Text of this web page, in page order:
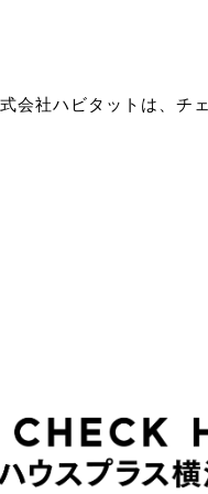
会社ハビタットは、チ